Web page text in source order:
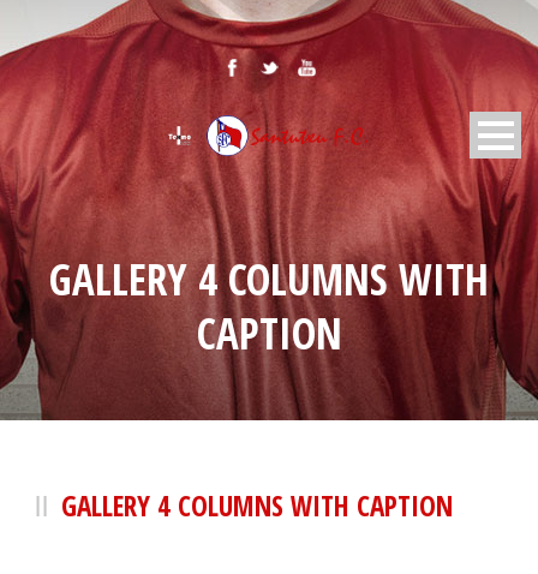
GALLERY 4 COLUMNS WITH
CAPTION
GALLERY 4 COLUMNS WITH CAPTION